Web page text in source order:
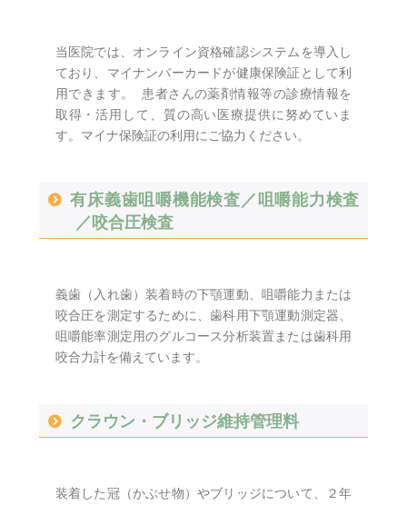
当医院では、オンライン資格確認システムを導入し
ており、マイナンバーカードが健康保険証として利
用できます。 患者さんの薬剤情報等の診療情報を
取得・活用して、質の高い医療提供に努めていま
す。マイナ保険証の利用にご協力ください。
有床義歯咀嚼機能検査／咀嚼能力検査
／咬合圧検査
義歯（入れ歯）装着時の下顎運動、咀嚼能力または
咬合圧を測定するために、歯科用下顎運動測定器、
咀嚼能率測定用のグルコース分析装置または歯科用
咬合力計を備えています。
クラウン・ブリッジ維持管理料
装着した冠（かぶせ物）やブリッジについて、２年